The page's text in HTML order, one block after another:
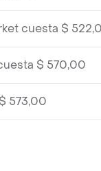
cuesta $
$ 570,00
573,00